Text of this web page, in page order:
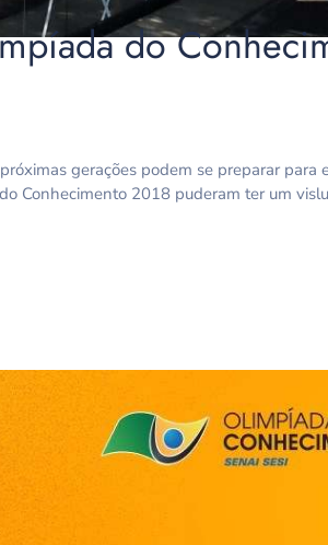
do
gerações podem se preparar para
Conhecimento 2018 puderam ter um